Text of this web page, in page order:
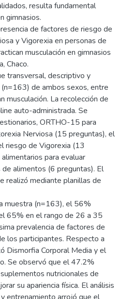
resulta fundamental
gimnasios.
de factores de riesgo de
y Vigorexia en personas de
musculación en gimnasios
Chaco.
transversal, descriptivo y
de ambos sexos, entre
musculación. La recolección de
auto-administrada. Se
ORTHO-15 para
Nerviosa (15 preguntas), el
riesgo de Vigorexia (13
para evaluar
alimentos (6 preguntas). El
realizó mediante planillas de
muestra (n=163), el 56%
65% en el rango de 26 a 35
prevalencia de factores de
los participantes. Respecto a
Dismorfia Corporal Media y el
Se observó que el 47.2%
nutricionales de
su apariencia física. El análisis